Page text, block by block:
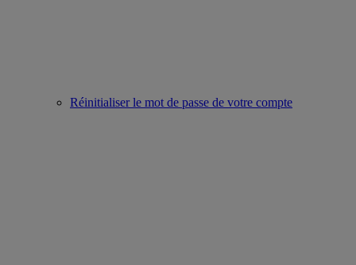
Réinitialiser le mot de passe de votre compte